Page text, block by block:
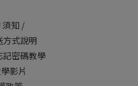
須知 /
方式說明
密碼教學
影片